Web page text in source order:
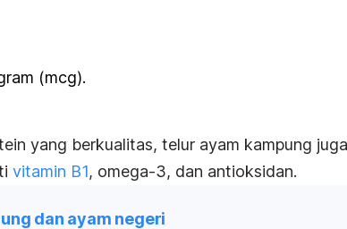
(mcg).
yang berkualitas, telur ayam kampung
vitamin B1, omega-3, dan antioksidan.
dan ayam negeri